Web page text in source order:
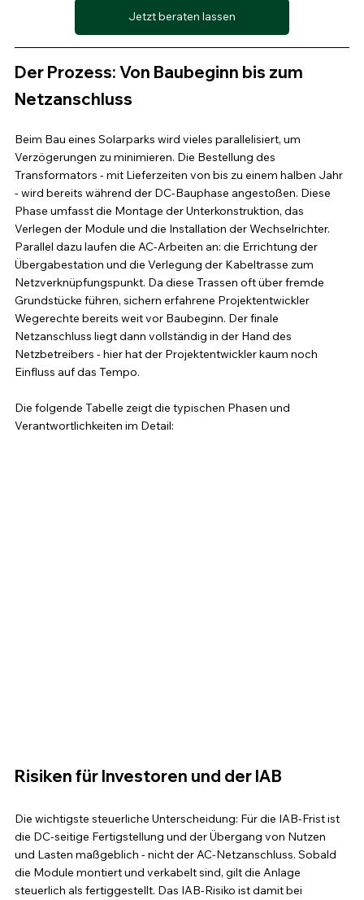
Jetzt beraten lassen
Der Prozess: Von Baubeginn bis zum
Netzanschluss
Beim Bau eines Solarparks wird vieles parallelisiert, um
Verzögerungen zu minimieren. Die Bestellung des
Transformators - mit Lieferzeiten von bis zu einem halben Jahr
- wird bereits während der DC-Bauphase angestoßen. Diese
Phase umfasst die Montage der Unterkonstruktion, das
Verlegen der Module und die Installation der Wechselrichter.
Parallel dazu laufen die AC-Arbeiten an: die Errichtung der
Übergabestation und die Verlegung der Kabeltrasse zum
Netzverknüpfungspunkt. Da diese Trassen oft über fremde
Grundstücke führen, sichern erfahrene Projektentwickler
Wegerechte bereits weit vor Baubeginn. Der finale
Netzanschluss liegt dann vollständig in der Hand des
Netzbetreibers - hier hat der Projektentwickler kaum noch
Einfluss auf das Tempo.
Die folgende Tabelle zeigt die typischen Phasen und
Verantwortlichkeiten im Detail:
Risiken für Investoren und der IAB
Die wichtigste steuerliche Unterscheidung: Für die IAB-Frist ist
die DC-seitige Fertigstellung und der Übergang von Nutzen
und Lasten maßgeblich - nicht der AC-Netzanschluss. Sobald
die Module montiert und verkabelt sind, gilt die Anlage
steuerlich als fertiggestellt. Das IAB-Risiko ist damit bei